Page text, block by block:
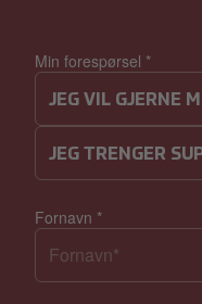
Min forespørsel *
JEG VIL GJERNE
JEG TRENGER
Fornavn *